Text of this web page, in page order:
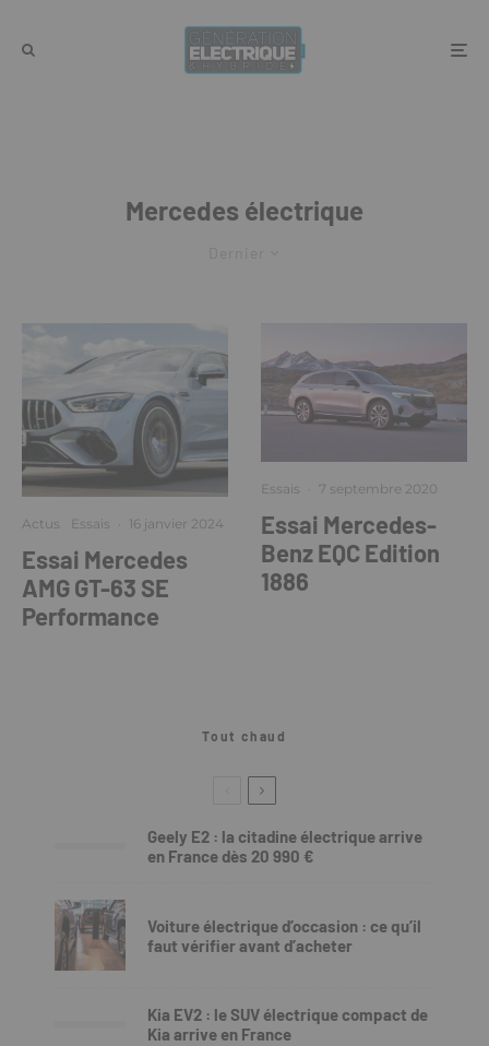
Mercedes électrique
Actus Essais · 16 janvier 2024
Essai Mercedes
AMG GT-63 SE
Performance
Essais · 7 septembre 2020
Essai Mercedes-
Benz EQC Edition
1886
Tout chaud
Geely E2 : la citadine électrique arrive
en France dès 20 990 €
Voiture électrique d’occasion : ce qu’il
faut vérifier avant d’acheter
Kia EV2 : le SUV électrique compact de
Kia arrive en France